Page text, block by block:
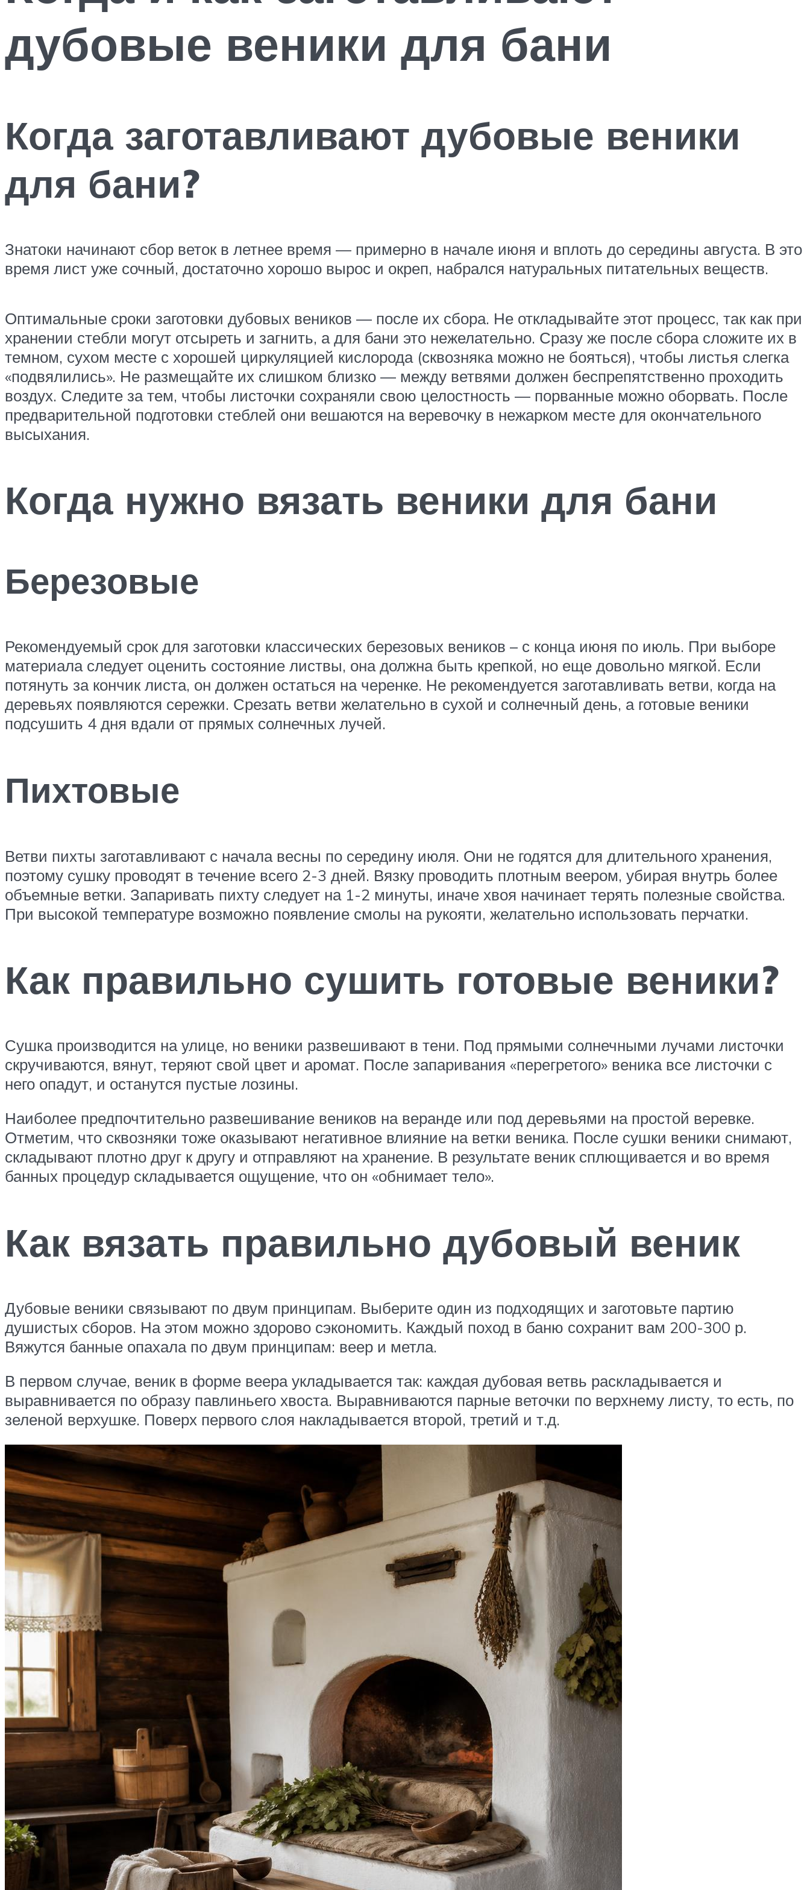
дубовые веники для бани
Когда заготавливают дубовые веники
для бани?
Знатоки начинают сбор веток в летнее время — примерно в начале июня и вплоть до середины августа. В это
время лист уже сочный, достаточно хорошо вырос и окреп, набрался натуральных питательных веществ.
Оптимальные сроки заготовки дубовых веников — после их сбора. Не откладывайте этот процесс, так как при
хранении стебли могут отсыреть и загнить, а для бани это нежелательно. Сразу же после сбора сложите их в
темном, сухом месте с хорошей циркуляцией кислорода (сквозняка можно не бояться), чтобы листья слегка
«подвялились». Не размещайте их слишком близко — между ветвями должен беспрепятственно проходить
воздух. Следите за тем, чтобы листочки сохраняли свою целостность — порванные можно оборвать. После
предварительной подготовки стеблей они вешаются на веревочку в нежарком месте для окончательного
высыхания.
Когда нужно вязать веники для бани
Березовые
Рекомендуемый срок для заготовки классических березовых веников – с конца июня по июль. При выборе
материала следует оценить состояние листвы, она должна быть крепкой, но еще довольно мягкой. Если
потянуть за кончик листа, он должен остаться на черенке. Не рекомендуется заготавливать ветви, когда на
деревьях появляются сережки. Срезать ветви желательно в сухой и солнечный день, а готовые веники
подсушить 4 дня вдали от прямых солнечных лучей.
Пихтовые
Ветви пихты заготавливают с начала весны по середину июля. Они не годятся для длительного хранения,
поэтому сушку проводят в течение всего 2-3 дней. Вязку проводить плотным веером, убирая внутрь более
объемные ветки. Запаривать пихту следует на 1-2 минуты, иначе хвоя начинает терять полезные свойства.
При высокой температуре возможно появление смолы на рукояти, желательно использовать перчатки.
Как правильно сушить готовые веники?
Сушка производится на улице, но веники развешивают в тени. Под прямыми солнечными лучами листочки
скручиваются, вянут, теряют свой цвет и аромат. После запаривания «перегретого» веника все листочки с
него опадут, и останутся пустые лозины.
Наиболее предпочтительно развешивание веников на веранде или под деревьями на простой веревке.
Отметим, что сквозняки тоже оказывают негативное влияние на ветки веника. После сушки веники снимают,
складывают плотно друг к другу и отправляют на хранение. В результате веник сплющивается и во время
банных процедур складывается ощущение, что он «обнимает тело».
Как вязать правильно дубовый веник
Дубовые веники связывают по двум принципам. Выберите один из подходящих и заготовьте партию
душистых сборов. На этом можно здорово сэкономить. Каждый поход в баню сохранит вам 200-300 р.
Вяжутся банные опахала по двум принципам: веер и метла.
В первом случае, веник в форме веера укладывается так: каждая дубовая ветвь раскладывается и
выравнивается по образу павлиньего хвоста. Выравниваются парные веточки по верхнему листу, то есть, по
зеленой верхушке. Поверх первого слоя накладывается второй, третий и т.д.